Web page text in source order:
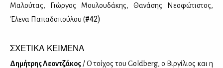
Μα­λού­τας, Γιώρ­γος Μου­λου­δά­κης, Θα­νά­σης Νε­ο­φώ­τι­στος,
Έλε­να Πα­πα­δο­πού­λου (#42)
ΣΧΕΤΙΚΑ ΚΕΙΜΕΝΑ
Δη­μή­τρης Λε­ον­τζά­κος / Ο τοί­χος του Goldberg, ο Βιρ­γί­λιος και η